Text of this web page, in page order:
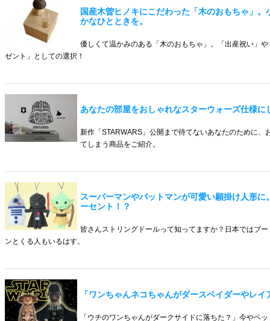
国産木曽ヒノキにこだわった「木のおもちゃ」。
かなひとときを。
優しくて温かみのある「木のおもちゃ」。「出産祝い」
ゼント」としての選択！
あなたの部屋をおしゃれなスターウォーズ仕様に
新作「STARWARS」公開まで待てないあなたのために
てしまう商品をご紹介。
スーパーマンやバットマンが可愛い願掛け人形に
ーセント！？
皆さんストリングドールって知ってますか？日本ではブ
ンとくる人もいるはす。
「ワンちゃんネコちゃんがダースベイダーやレ
「ウチのワンちゃんがダークサイドに落ちた？」今やペ